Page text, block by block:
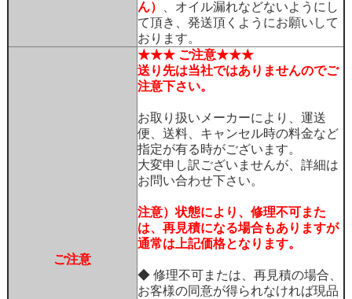
ん）
、オイル漏れなどないようにし
て頂き、発送頂くようにお願いして
おります。
ご注意
★★★ ご注意★★★
送り先は当社ではありませんのでご
注意下さい。
お取り扱いメーカーにより、運送
便、送料、キャンセル時の料金など
指定が有る時がございます。
大変申し訳ございませんが、詳細は
お問い合わせ下さい。
注意）状態により、修理不可また
は、再見積になる場合もありますが
通常は上記価格となります。
◆ 修理不可または、再見積の場合、
お客様の同意が得られなければ現品